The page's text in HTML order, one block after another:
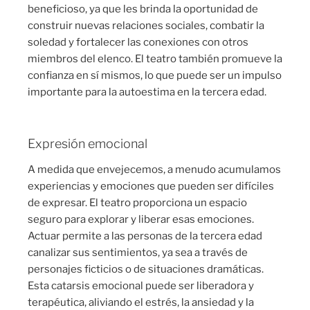
beneficioso, ya que les brinda la oportunidad de
construir nuevas relaciones sociales, combatir la
soledad y fortalecer las conexiones con otros
miembros del elenco. El teatro también promueve la
confianza en sí mismos, lo que puede ser un impulso
importante para la autoestima en la tercera edad.
Expresión emocional
A medida que envejecemos, a menudo acumulamos
experiencias y emociones que pueden ser difíciles
de expresar. El teatro proporciona un espacio
seguro para explorar y liberar esas emociones.
Actuar permite a las personas de la tercera edad
canalizar sus sentimientos, ya sea a través de
personajes ficticios o de situaciones dramáticas.
Esta catarsis emocional puede ser liberadora y
terapéutica, aliviando el estrés, la ansiedad y la